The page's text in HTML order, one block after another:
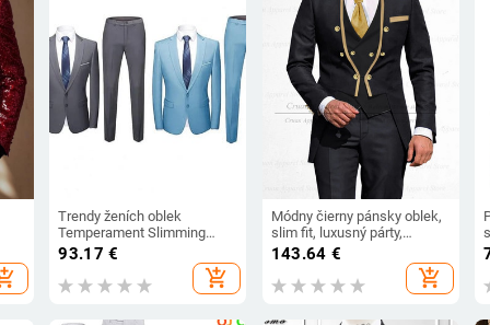
Trendy ženích oblek
Temperament Slimming
Single breastový oblek Slim
Fit mužský oblek pre hostinu
93.17 €
add_shopping_cart
Módny čierny pánsky oblek,
slim fit, luxusný párty,
večera, svadobný smoking
pre mužov, na mieru šitý
sako, vesta, nohavice, 3-
143.64 €
add_shopping_cart